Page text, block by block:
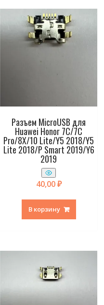
Разъем MicroUSB для
Huawei Honor 7C/7C
Pro/8X/10 Lite/Y5 2018/Y5
Lite 2018/P Smart 2019/Y6
2019
40,00₽
В корзину